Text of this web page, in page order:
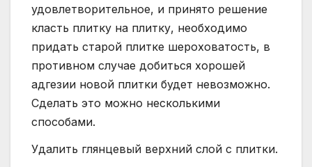
удовлетворительное, и принято решение
класть плитку на плитку, необходимо
придать старой плитке шероховатость, в
противном случае добиться хорошей
адгезии новой плитки будет невозможно.
Сделать это можно несколькими
способами.
Удалить глянцевый верхний слой с плитки.